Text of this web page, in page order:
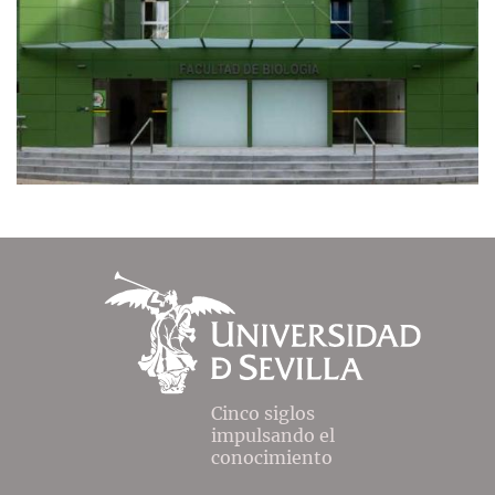
Cinco siglos
impulsando el
conocimiento